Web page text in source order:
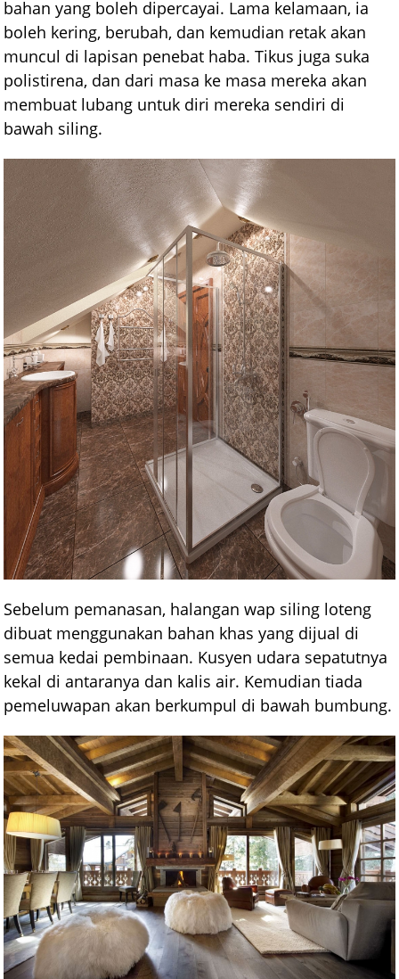
bahan yang boleh dipercayai. Lama kelamaan, ia
boleh kering, berubah, dan kemudian retak akan
muncul di lapisan penebat haba. Tikus juga suka
polistirena, dan dari masa ke masa mereka akan
membuat lubang untuk diri mereka sendiri di
bawah siling.
Sebelum pemanasan, halangan wap siling loteng
dibuat menggunakan bahan khas yang dijual di
semua kedai pembinaan. Kusyen udara sepatutnya
kekal di antaranya dan kalis air. Kemudian tiada
pemeluwapan akan berkumpul di bawah bumbung.